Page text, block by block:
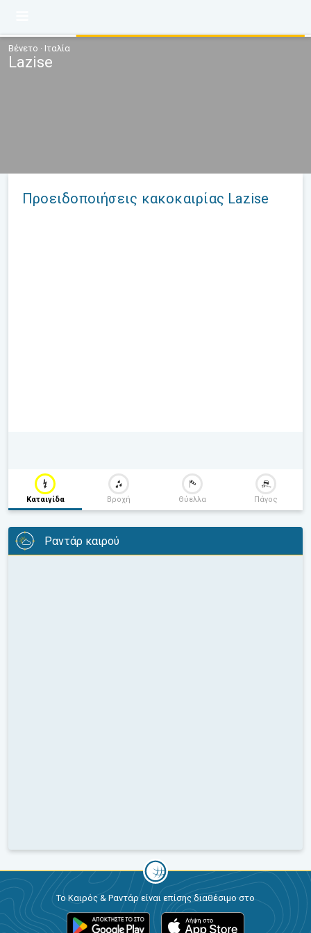
Βένετο · Ιταλία
Lazise
Προειδοποιήσεις κακοκαιρίας Lazise
Καταιγίδα Βροχή Θύελλα Πάγος
Ραντάρ καιρού
Το Καιρός & Ραντάρ είναι επίσης διαθέσιμο στο